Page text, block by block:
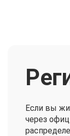
Если вы
через